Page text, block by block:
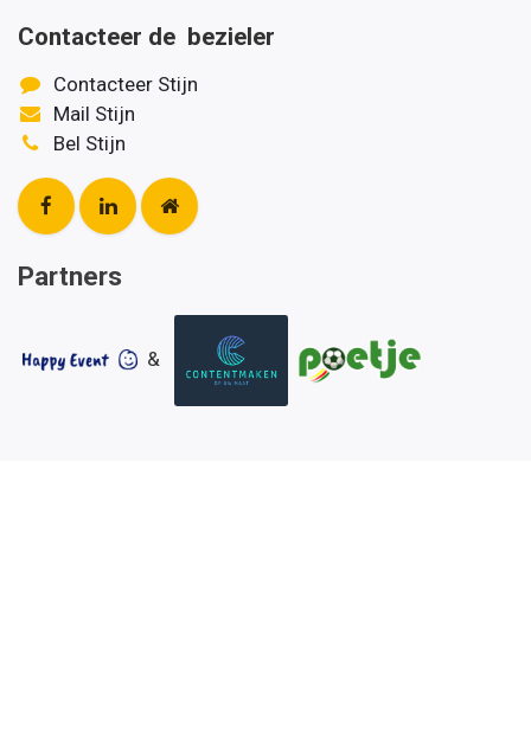
Contacteer de bezieler
Contacteer Stijn
Mail Stijn
Bel Stijn
Partners
&